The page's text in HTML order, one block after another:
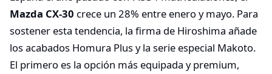
Mazda CX-30 crece un 28% entre enero y mayo. Para
sostener esta tendencia, la firma de Hiroshima añade
los acabados Homura Plus y la serie especial Makoto.
El primero es la opción más equipada y premium,